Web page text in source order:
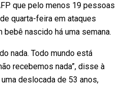
que pelo menos 19 pessoas
quarta-feira em ataques
nascido há uma semana.
nada. Todo mundo está
recebemos nada”, disse à
deslocada de 53 anos,